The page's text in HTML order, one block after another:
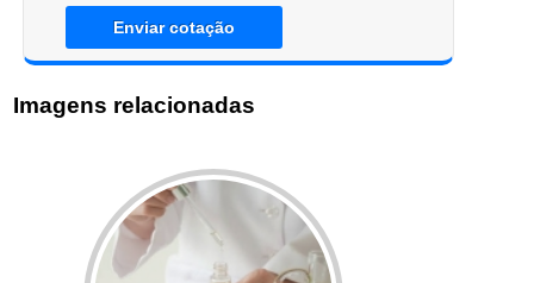
Enviar cotação
Imagens relacionadas